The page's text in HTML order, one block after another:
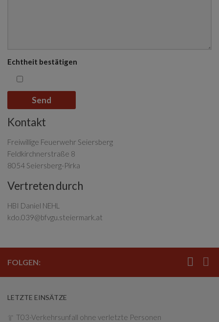
Echtheit bestätigen
Kontakt
Freiwillige Feuerwehr Seiersberg
Feldkirchnerstraße 8
8054 Seiersberg-Pirka
Vertreten durch
HBI Daniel NEHL
kdo.039@bfvgu.steiermark.at
FOLGEN:
LETZTE EINSÄTZE
T03-Verkehrsunfall ohne verletzte Personen